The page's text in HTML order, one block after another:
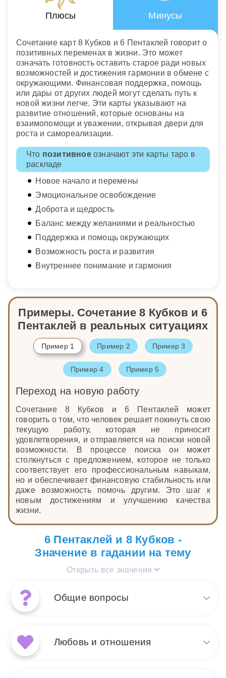
Плюсы Минусы
Сочетание карт 8 Кубков и 6 Пентаклей говорит о
позитивных переменах в жизни. Это может
означать готовность оставить старое ради новых
возможностей и достижения гармонии в обмене с
окружающими. Финансовая поддержка, помощь
или дары от других людей могут сделать путь к
новой жизни легче. Эти карты указывают на
развитие отношений, которые основаны на
взаимопомощи и уважении, открывая двери для
роста и самореализации.
Что позитивноеозначают эти карты таро в
раскладе
Новое начало и перемены
Эмоциональное освобождение
Доброта и щедрость
Баланс между желаниями и реальностью
Поддержка и помощь окружающих
Возможность роста и развития
Внутреннее понимание и гармония
Примеры. Сочетание 8 Кубков и 6
Пентаклей в реальных ситуациях
Пример 1 Пример 2 Пример 3
Пример 4 Пример 5
Переход на новую работу
Сочетание 8 Кубков и 6 Пентаклей может
говорить о том, что человек решает покинуть свою
текущую работу, которая не приносит
удовлетворения, и отправляется на поиски новой
возможности. В процессе поиска он может
столкнуться с предложением, которое не только
соответствует его профессиональным навыкам,
но и обеспечивает финансовую стабильность или
даже возможность помочь другим. Это шаг к
новым достижениям и улучшению качества
жизни.
6 Пентаклей и 8 Кубков -
Значение в гадании на тему
Открыть все значения
Общие вопросы
Пентаклей говорит о периоде
Любовь и отношения